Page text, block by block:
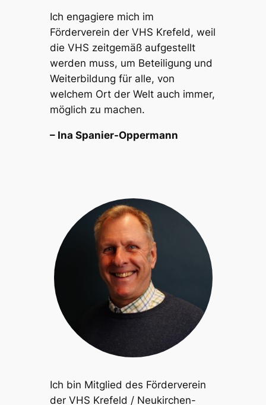
Ich engagiere mich im
Förderverein der VHS Krefeld, weil
die VHS zeitgemäß aufgestellt
werden muss, um Beteiligung und
Weiterbildung für alle, von
welchem Ort der Welt auch immer,
möglich zu machen.
– Ina Spanier-Oppermann
Ich bin Mitglied des Förderverein
der VHS Krefeld / Neukirchen-